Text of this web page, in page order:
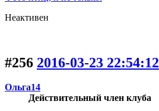
Неактивен
#256 2016-03-23 22:54:12
Ольга14
Действительный член клуба